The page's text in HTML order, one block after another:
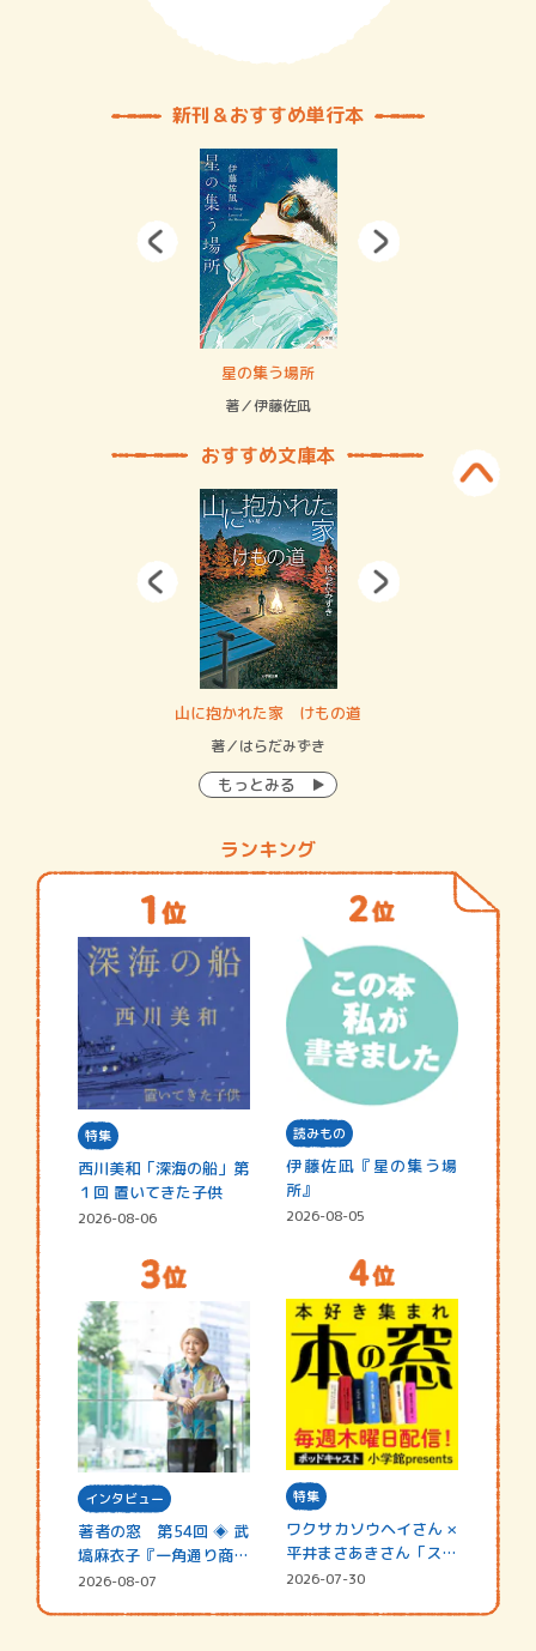
新刊＆おすすめ単行本
星の集う場所
著／伊藤佐凪
おすすめ文庫本
山に抱かれた家 けもの道
著／はらだみずき
もっとみる
ランキング
特集
西川美和「深海の船」第
１回 置いてきた子供
2026-08-06
読みもの
伊藤佐凪『星の集う場
所』
2026-08-05
インタビュー
著者の窓 第54回 ◈ 武
塙麻衣子『一角通り商店
街の…
2026-08-07
特集
ワクサカソウヘイさん ×
平井まさあきさん「スペ
シャ…
2026-07-30